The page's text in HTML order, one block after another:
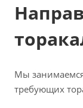
Мы
требующих